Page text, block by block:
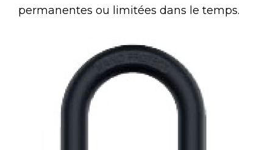
permanentes ou limitées dans le temps.